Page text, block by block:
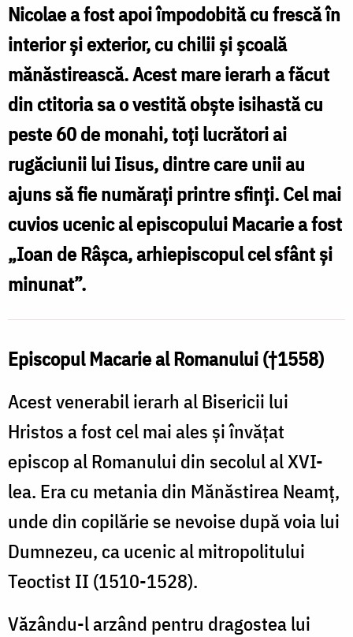
Oana
Nechifor
Nicolae a fost apoi împodobită cu frescă în
interior şi exterior, cu chilii şi şcoală
mănăstirească. Acest mare ierarh a făcut
din ctitoria sa o vestită obşte isihastă cu
peste 60 de monahi, toţi lucrători ai
rugăciunii lui Iisus, dintre care unii au
ajuns să fie număraţi printre sfinţi. Cel mai
cuvios ucenic al episcopului Macarie a fost
„Ioan de Râşca, arhiepiscopul cel sfânt şi
minunat”.
Episcopul Macarie al Romanului (†1558)
Acest venerabil ierarh al Bisericii lui
Hristos a fost cel mai ales şi învăţat
episcop al Romanului din secolul al XVI-
lea. Era cu metania din Mănăstirea Neamţ,
unde din copilărie se nevoise după voia lui
Dumnezeu, ca ucenic al mitropolitului
Teoctist II (1510-1528).
Văzându-l arzând pentru dragostea lui